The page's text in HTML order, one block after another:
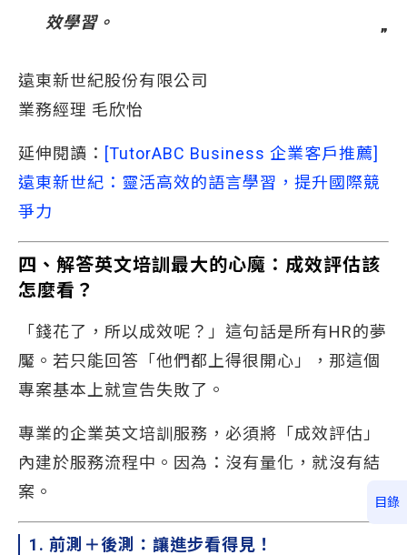
效學習。
遠東新世紀股份有限公司
業務經理 毛欣怡
延伸閱讀： [TutorABC Business 企業客戶推薦]
遠東新世紀：靈活高效的語言學習，提升國際競
爭力
四、解答英文培訓最大的心魔：成效評估該
怎麼看？
「錢花了，所以成效呢？」這句話是所有HR的夢
魘。若只能回答「他們都上得很開心」，那這個
專案基本上就宣告失敗了。
專業的企業英文培訓服務，必須將「成效評估」
內建於服務流程中。因為：沒有量化，就沒有結
案。
1. 前測＋後測：讓進步看得見！
目錄